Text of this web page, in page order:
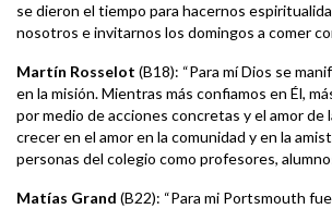
se dieron el tiempo para hacernos
nosotros e invitarnos los domingos a comer
Martín Rosselot (B18): “Para mí Dios se
en la misión. Mientras más confiamos en Él,
por medio de acciones concretas y el amor de
crecer en el amor en la comunidad y en la
personas del colegio como profesores,
Matías Grand (B22): “Para mi Portsmouth